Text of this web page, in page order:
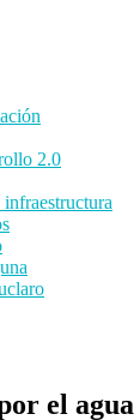
2.0
infraestructura
el agua